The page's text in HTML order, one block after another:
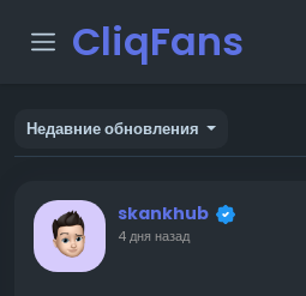
CliqFans
Недавние обновления
skankhub
4 дня назад